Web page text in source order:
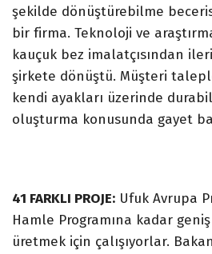
şekilde dönüştürebilme
bir firma. Teknoloji ve
kauçuk bez imalatçısından
şirkete dönüştü. Müşteri
kendi ayakları üzerinde
oluşturma konusunda gayet
41 FARKLI PROJE: Ufuk Avrupa
Hamle Programına kadar
üretmek için çalışıyorlar.